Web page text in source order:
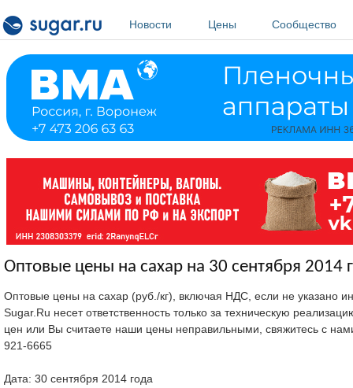
Новости
Цены Сообщество
Оптовые цены на сахар на 30 сентября 2014
Оптовые цены на сахар (руб./кг), включая НДС, если не указано
Sugar.Ru несет ответственность только за техническую
цен или Вы считаете наши цены неправильными, свяжитесь с
921-6665
Дата: 30 сентября 2014 года